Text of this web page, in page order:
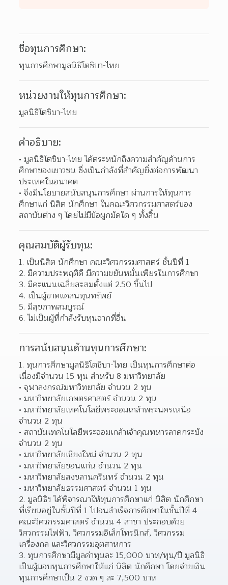
ชื่อทุนการศึกษา:
ทุนการศึกษามูลนิธิโตชิบา-ไทย
หน่วยงานให้ทุนการศึกษา:
มูลนิธิโตชิบา-ไทย
คำอธิบาย:
มูลนิธิโตชิบา-ไทย ได้ตระหนักถึงความสำคัญด้านการ
ศึกษาของเยาวชน ซึ่งเป็นกำลังที่สำคัญยิ่งต่อการพัฒนา
ประเทศในอนาคต
จึงมีนโยบายสนับสนุนการศึกษา ผ่านการให้ทุนการ
ศึกษาแก่ นิสิต นักศึกษา ในคณะวิศวกรรมศาสตร์ของ
สถาบันต่าง ๆ โดยไม่มีข้อผูกมัดใด ๆ ทั้งสิ้น
คุณสมบัติผู้รับทุน:
1. เป็นนิสิต นักศึกษา คณะวิศวกรรมศาสตร์ ชั้นปีที่ 1
2. มีความประพฤติดี มีความขยันหมั่นเพียรในการศึกษา
3. มีคะแนนเฉลี่ยสะสมตั้งแต่ 2.50 ขึ้นไป
4. เป็นผู้ขาดแคลนทุนทรัพย์
5. มีสุขภาพสมบูรณ์
6. ไม่เป็นผู้ที่กำลังรับทุนจากที่อื่น
การสนับสนุนด้านทุนการศึกษา:
1. ทุนการศึกษามูลนิธิโตชิบา-ไทย เป็นทุนการศึกษาต่อ
เนื่องมีจำนวน 15 ทุน สำหรับ 8 มหาวิทยาลัย
จุฬาลงกรณ์มหาวิทยาลัย จำนวน 2 ทุน
มหาวิทยาลัยเกษตรศาสตร์ จำนวน 2 ทุน
มหาวิทยาลัยเทคโนโลยีพระจอมเกล้าพระนครเหนือ
จำนวน 2 ทุน
สถาบันเทคโนโลยีพระจอมเกล้าเจ้าคุณทหารลาดกระบัง
จำนวน 2 ทุน
มหาวิทยาลัยเชียงใหม่ จำนวน 2 ทุน
มหาวิทยาลัยขอนแก่น จำนวน 2 ทุน
มหาวิทยาลัยสงขลานครินทร์ จำนวน 2 ทุน
มหาวิทยาลัยธรรมศาสตร์ จำนวน 1 ทุน
2. มูลนิธิฯ ได้พิจารณาให้ทุนการศึกษาแก่ นิสิต นักศึกษา
ที่เรียนอยู่ในชั้นปีที่ 1 ไปจนสำเร็จการศึกษาในชั้นปีที่ 4
คณะวิศวกรรมศาสตร์ จำนวน 4 สาขา ประกอบด้วย
วิศวกรรมไฟฟ้า, วิศวกรรมอิเล็กโทรนิกส์, วิศวกรรม
เครื่องกล และวิศวกรรมอุตสาหการ
3. ทุนการศึกษามีมูลค่าทุนละ 15,000 บาท/ทุน/ปี มูลนิธิ
เป็นผู้มอบทุนการศึกษาให้แก่ นิสิต นักศึกษา โดยจ่ายเงิน
ทุนการศึกษาเป็น 2 งวด ๆ ละ 7,500 บาท